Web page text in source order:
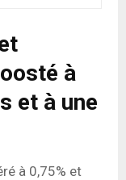
à
et à une
à 0,75% et